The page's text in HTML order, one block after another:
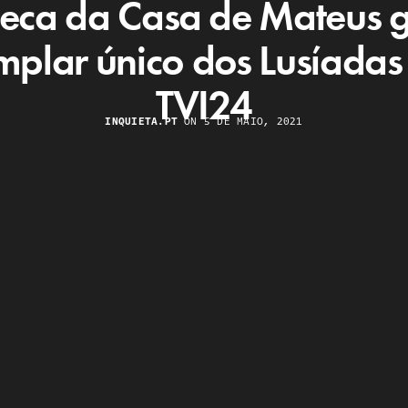
da Casa de Mateus
único dos
TVI24
INQUIETA.PT ON 5 DE MAIO, 2021